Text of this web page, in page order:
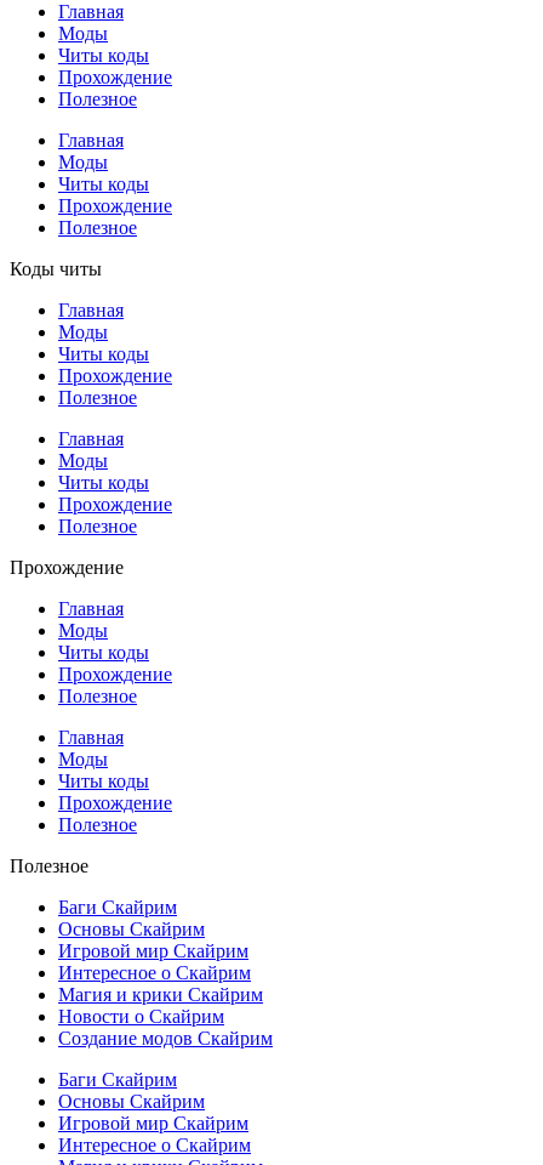
Главная
Моды
Читы коды
Прохождение
Полезное
Главная
Моды
Читы коды
Прохождение
Полезное
Коды читы
Главная
Моды
Читы коды
Прохождение
Полезное
Главная
Моды
Читы коды
Прохождение
Полезное
Прохождение
Главная
Моды
Читы коды
Прохождение
Полезное
Главная
Моды
Читы коды
Прохождение
Полезное
Полезное
Баги Скайрим
Основы Скайрим
Игровой мир Скайрим
Интересное о Скайрим
Магия и крики Скайрим
Новости о Скайрим
Создание модов Скайрим
Баги Скайрим
Основы Скайрим
Игровой мир Скайрим
Интересное о Скайрим